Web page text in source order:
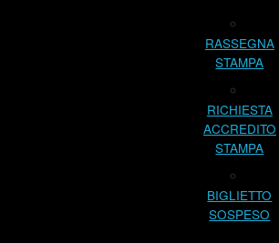
RASSEGNA
STAMPA
RICHIESTA
ACCREDITO
STAMPA
BIGLIETTO
SOSPESO